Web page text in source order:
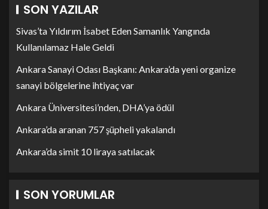
SON YAZILAR
Sivas’ta Yıldırım İsabet Eden Samanlık Yangında
Kullanılamaz Hale Geldi
Ankara Sanayi Odası Başkanı: Ankara’da yeni organize
sanayi bölgelerine ihtiyaç var
Ankara Üniversitesi’nden, DHA’ya ödül
Ankara’da aranan 757 şüpheli yakalandı
Ankara’da simit 10 liraya satılacak
SON YORUMLAR